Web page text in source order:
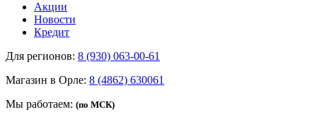
Акции
Новости
Кредит
Для регионов: 8 (930) 063-00-61
Магазин в Орле: 8 (4862) 630061
Мы работаем: (по МСК)